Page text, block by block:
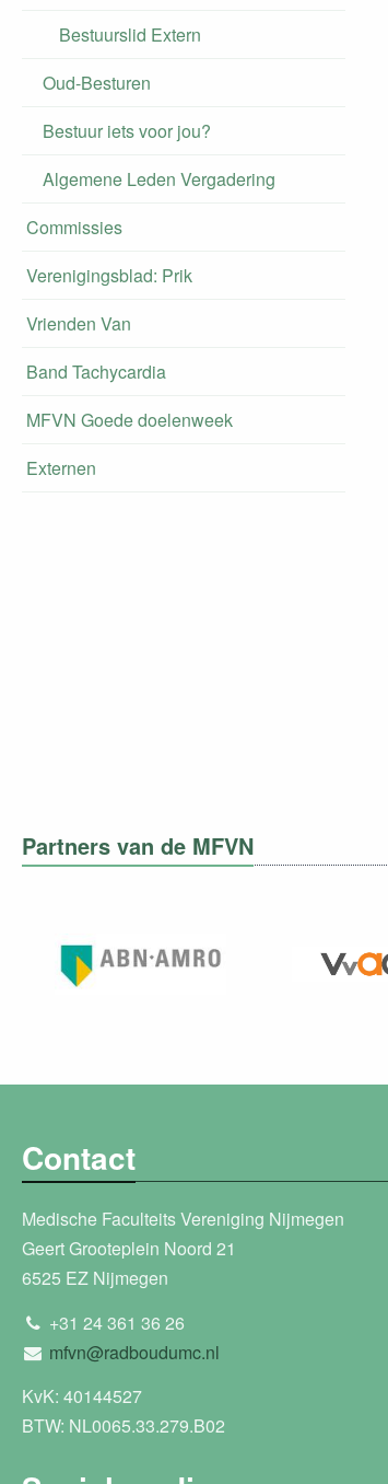
Bestuurslid Extern
Oud-Besturen
Bestuur iets voor jou?
Algemene Leden Vergadering
Commissies
Verenigingsblad: Prik
Vrienden Van
Band Tachycardia
MFVN Goede doelenweek
Externen
Partners van de MFVN
Contact
Medische Faculteits Vereniging Nijmegen
Geert Grooteplein Noord 21
6525 EZ Nijmegen
+31 24 361 36 26
mfvn@radboudumc.nl
KvK: 40144527
BTW: NL0065.33.279.B02